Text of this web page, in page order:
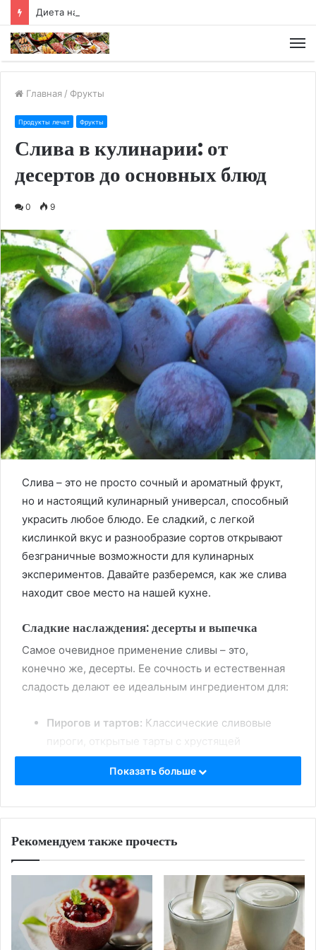
Диета на отварном картофеле
Главная / Фрукты
Продукты лечат Фрукты
Слива в кулинарии: от
десертов до основных блюд
0 9
Слива – это не просто сочный и ароматный фрукт,
но и настоящий кулинарный универсал, способный
украсить любое блюдо. Ее сладкий, с легкой
кислинкой вкус и разнообразие сортов открывают
безграничные возможности для кулинарных
экспериментов. Давайте разберемся, как же слива
находит свое место на нашей кухне.
Сладкие наслаждения: десерты и выпечка
Самое очевидное применение сливы – это,
конечно же, десерты. Ее сочность и естественная
сладость делают ее идеальным ингредиентом для:
Пирогов и тартов: Классические сливовые
пироги, открытые тарты с хрустящей
корочкой, кексы и маффины – слива прекрасно
сочетается с тестом, придавая ему нежность и
Компотов и варенья:Густые, ароматные
компоты и варенье из сливы – это настоящий
Десертов с творогом и йогуртом:Свежие или
запеченные сливы прекрасно дополнят
творожные запеканки, сырники, йогурты и
муссы.
Показать больше
Рекомендуем также прочесть